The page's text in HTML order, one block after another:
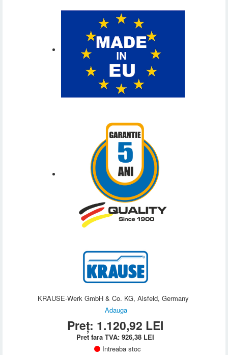
KRAUSE-Werk GmbH & Co. KG, Alsfeld, Germany
Adauga
Preț: 1.120,92 LEI
Pret fara TVA:926,38 LEI
Intreaba stoc